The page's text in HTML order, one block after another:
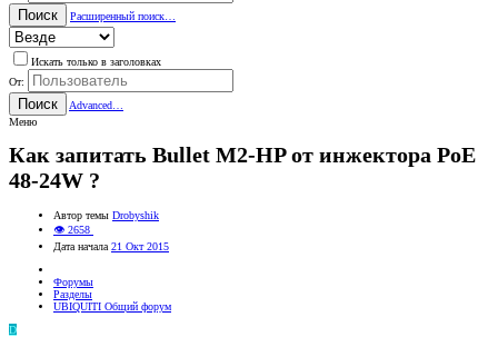
Поиск Расширенный поиск…
Искать только в заголовках
От:
Поиск
Advanced…
Меню
Как запитать Bullet M2-HP от инжектора РоЕ
48-24W ?
Автор темы Drobyshik
👁 2658
Дата начала 21 Окт 2015
Форумы
Разделы
UBIQUITI Общий форум
D